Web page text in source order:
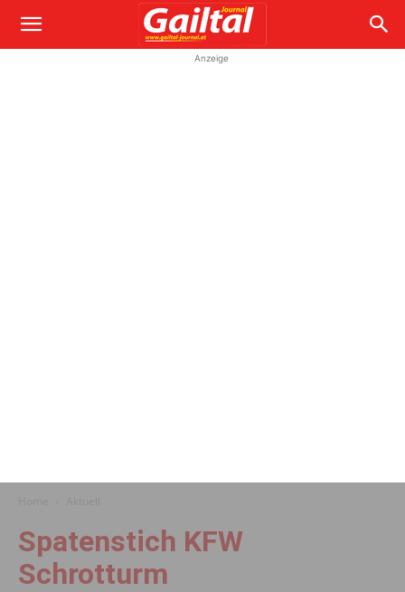
Anzeige
Spatenstich KFW
Schrotturm